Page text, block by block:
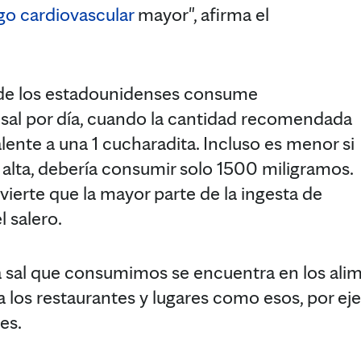
cardiovascularmayor", afirma el
los estadounidenses consume
por día, cuando la cantidad recomendada
a una 1 cucharadita. Incluso es menor si
debería consumir solo 1500 miligramos.
que la mayor parte de la ingesta de
salero.
que consumimos se encuentra en los
los restaurantes y lugares como esos, por